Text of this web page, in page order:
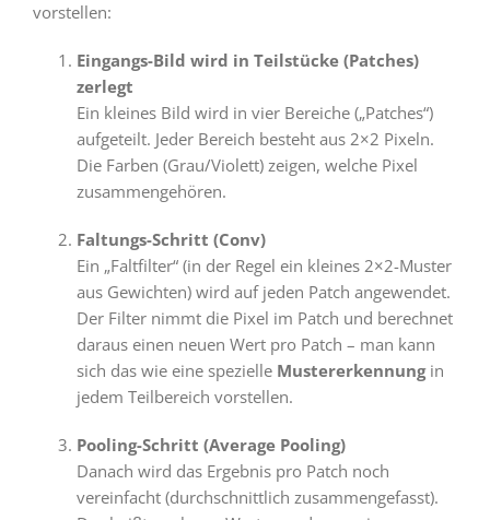
vorstellen:
Eingangs-Bild wird in Teilstücke (Patches)
zerlegt
Ein kleines Bild wird in vier Bereiche („Patches“)
aufgeteilt. Jeder Bereich besteht aus 2×2 Pixeln.
Die Farben (Grau/Violett) zeigen, welche Pixel
zusammengehören.
Faltungs-Schritt (Conv)
Ein „Faltfilter“ (in der Regel ein kleines 2×2-Muster
aus Gewichten) wird auf jeden Patch angewendet.
Der Filter nimmt die Pixel im Patch und berechnet
daraus einen neuen Wert pro Patch – man kann
sich das wie eine spezielle Mustererkennungin
jedem Teilbereich vorstellen.
Pooling-Schritt (Average Pooling)
Danach wird das Ergebnis pro Patch noch
vereinfacht (durchschnittlich zusammengefasst).